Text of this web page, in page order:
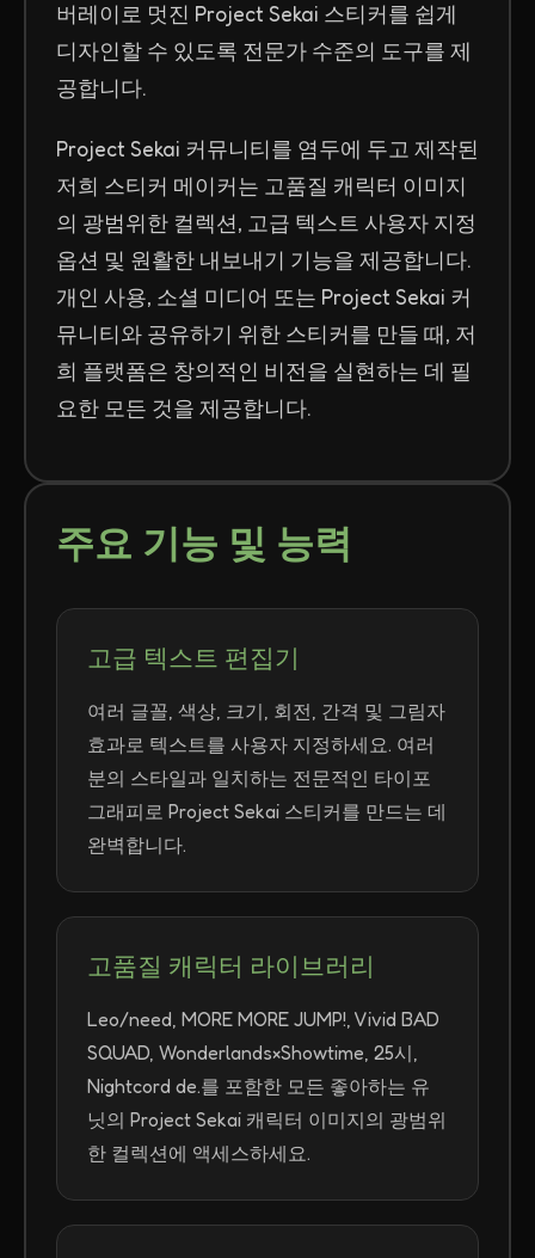
버레이로 멋진 Project Sekai 스티커를 쉽게
디자인할 수 있도록 전문가 수준의 도구를 제
공합니다.
Project Sekai 커뮤니티를 염두에 두고 제작된
저희 스티커 메이커는 고품질 캐릭터 이미지
의 광범위한 컬렉션, 고급 텍스트 사용자 지정
옵션 및 원활한 내보내기 기능을 제공합니다.
개인 사용, 소셜 미디어 또는 Project Sekai 커
뮤니티와 공유하기 위한 스티커를 만들 때, 저
희 플랫폼은 창의적인 비전을 실현하는 데 필
요한 모든 것을 제공합니다.
주요 기능 및 능력
고급 텍스트 편집기
여러 글꼴, 색상, 크기, 회전, 간격 및 그림자
효과로 텍스트를 사용자 지정하세요. 여러
분의 스타일과 일치하는 전문적인 타이포
그래피로 Project Sekai 스티커를 만드는 데
완벽합니다.
고품질 캐릭터 라이브러리
Leo/need, MORE MORE JUMP!, Vivid BAD
SQUAD, Wonderlands×Showtime, 25시,
Nightcord de.를 포함한 모든 좋아하는 유
닛의 Project Sekai 캐릭터 이미지의 광범위
한 컬렉션에 액세스하세요.